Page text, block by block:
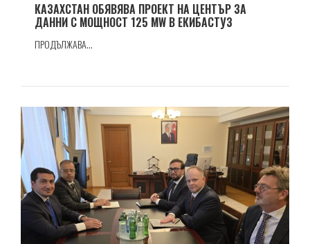
КАЗАХСТАН ОБЯВЯВА ПРОЕКТ НА ЦЕНТЪР ЗА
ДАННИ С МОЩНОСТ 125 MW В ЕКИБАСТУЗ
ПРОДЪЛЖАВА...